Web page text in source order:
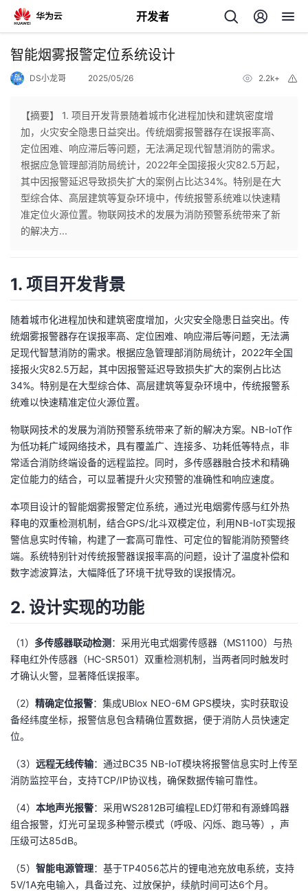
开发者
返
个
人
主
我
的
者
我
的
博
客
我
的
论
我
的
子
我
直
播
的
活
动
我
的
关
我
的
发
者
学
堂
的
课
我
的
我
我
Programs
的
支
持
我
技
术
的
云
智能烟雾报警定位系统设计
DS小龙哥 2025/05/26 2.2k+
【摘要】 1. 项目开发背景随着城市化进程加快和建筑密度增
加，火灾安全隐患日益突出。传统烟雾报警器存在误报率高、
定位困难、响应滞后等问题，无法满足现代智慧消防的需求。
根据应急管理部消防局统计，2022年全国接报火灾82.5万起，
其中因报警延迟导致损失扩大的案例占比达34%。特别是在大
型综合体、高层建筑等复杂环境中，传统报警系统难以快速精
准定位火源位置。物联网技术的发展为消防预警系统带来了新
的解决方...
1. 项目开发背景
随着城市化进程加快和建筑密度增加，火灾安全隐患日益突出。传
统烟雾报警器存在误报率高、定位困难、响应滞后等问题，无法满
足现代智慧消防的需求。根据应急管理部消防局统计，2022年全国
接报火灾82.5万起，其中因报警延迟导致损失扩大的案例占比达
34%。特别是在大型综合体、高层建筑等复杂环境中，传统报警系
统难以快速精准定位火源位置。
物联网技术的发展为消防预警系统带来了新的解决方案。NB-IoT作
为低功耗广域网络技术，具有覆盖广、连接多、功耗低等特点，非
常适合消防终端设备的远程监控。同时，多传感器融合技术和精确
定位能力的结合，可以显著提升火灾预警的准确性和响应速度。
本项目设计的智能烟雾报警定位系统，通过光电烟雾传感与红外热
释电的双重检测机制，结合GPS/北斗双模定位，利用NB-IoT实现报
警信息实时传输，构建了一套高可靠性、可定位的智能消防预警终
端。系统特别针对传统报警器误报率高的问题，设计了温度补偿和
数字滤波算法，大幅降低了环境干扰导致的误报情况。
2. 设计实现的功能
（1） 多传感器联动检测 ：采用光电式烟雾传感器（MS1100）与热
释电红外传感器（HC-SR501）双重检测机制，当两者同时触发时
才确认火警，显著降低误报率。
（2） 精确定位报警：集成UBlox NEO-6M GPS模块，实时获取设
备经纬度坐标，报警信息包含精确位置数据，便于消防人员快速定
位。
（3） 远程无线传输：通过BC35 NB-IoT模块将报警信息实时上传至
消防监控平台，支持TCP/IP协议栈，确保数据传输可靠性。
（4） 本地声光报警：采用WS2812B可编程LED灯带和有源蜂鸣器
组合报警，灯光可呈现多种警示模式（呼吸、闪烁、跑马等），声
压级可达85dB。
（5） 智能电源管理：基于TP4056芯片的锂电池充放电系统，支持
5V/1A充电输入，具备过充、过放保护，续航时间可达6个月。